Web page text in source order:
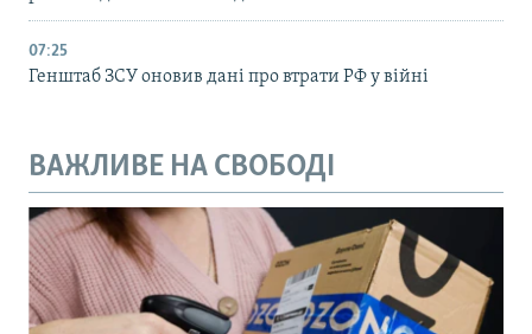
07:25
Генштаб ЗСУ оновив дані про втрати РФ у війні
ВАЖЛИВЕ НА СВОБОДІ